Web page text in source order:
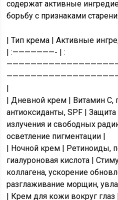
содержат активные
борьбу с признаками
| Тип крема | Активные
| :———————- | :
|
| Дневной крем | Витамин С,
антиоксиданты, SPF |
излучения и свободных
осветление пигментации |
| Ночной крем | Ретиноиды,
гиалуроновая кислота |
коллагена, ускорение
разглаживание морщин,
| Крем для кожи вокруг